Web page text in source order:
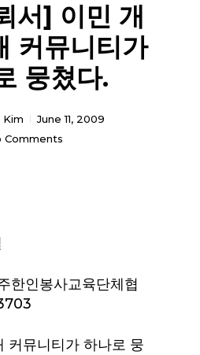
서] 이민 개
커뮤니티가
뭉쳤다.
Kim
June 11, 2009
Comments
한인봉사교육단체협
커뮤니티가 하나로 뭉